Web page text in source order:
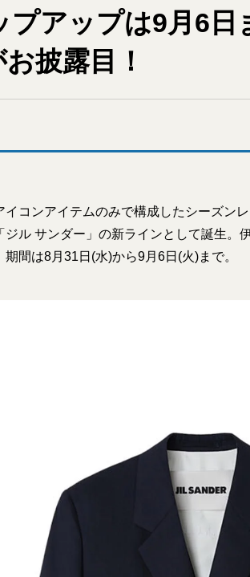
プアップは9月6
披露目！
イコンアイテムのみで構成したシーズン
ジル サンダー」の新ラインとして誕生。
間は8月31日(水)から9月6日(火)まで。